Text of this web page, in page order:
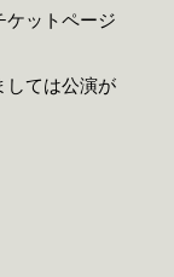
ットページ
ては公演が